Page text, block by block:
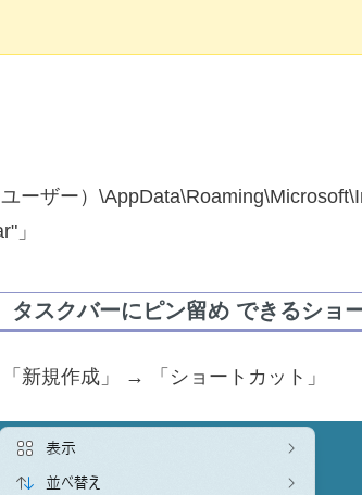
ユーザー）
」
タスクバーにピン留め できるショ
新規作成」 → 「ショートカット」